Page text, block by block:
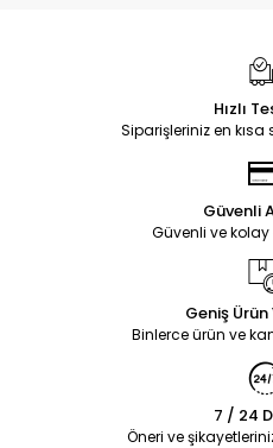
Hızlı
Siparişleriniz en kısa
Güvenli
Güvenli ve
Geniş
Binlerce ürün ve
7 / 24
Öneri ve